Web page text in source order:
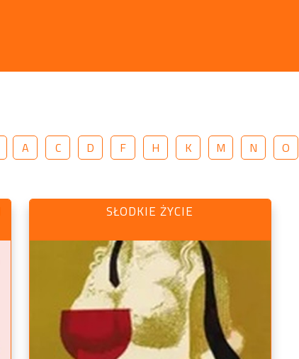
A C D F H K M N O
SŁODKIE ŻYCIE